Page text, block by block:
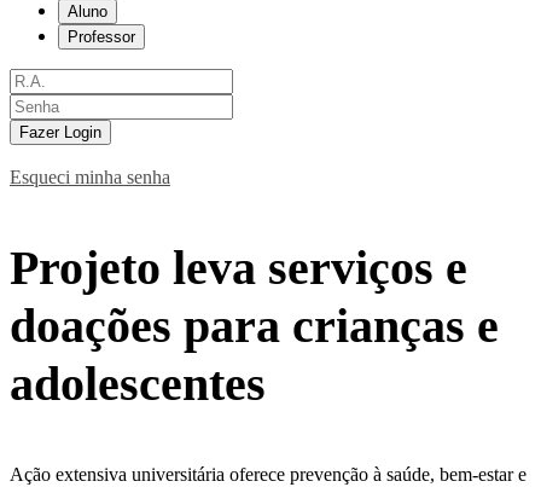
Aluno
Professor
Fazer Login
Esqueci minha senha
Projeto leva serviços e
doações para crianças e
adolescentes
Ação extensiva universitária oferece prevenção à saúde, bem-estar e